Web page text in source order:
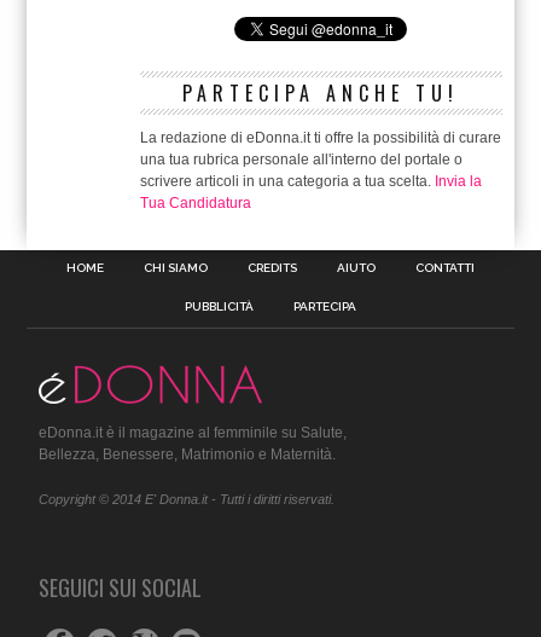
PARTECIPA ANCHE TU!
La redazione di eDonna.it ti offre la possibilità di curare
una tua rubrica personale all'interno del portale o
scrivere articoli in una categoria a tua scelta. Invia la
Tua Candidatura
HOME CHI SIAMO CREDITS AIUTO CONTATTI
PUBBLICITÀ PARTECIPA
eDonna.it è il magazine al femminile su Salute,
Bellezza, Benessere, Matrimonio e Maternità.
Copyright © 2014 E' Donna.it - Tutti i diritti riservati.
SEGUICI SUI SOCIAL